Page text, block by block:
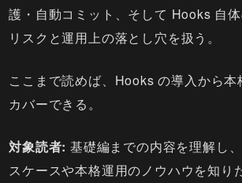
護・自動コミット、そして Hooks 自
リスクと運用上の落とし穴を扱う。
ここまで読めば、Hooks の導入から本
カバーできる。
対象読者: 基礎編までの内容を理解し
スケースや本格運用のノウハウを知り